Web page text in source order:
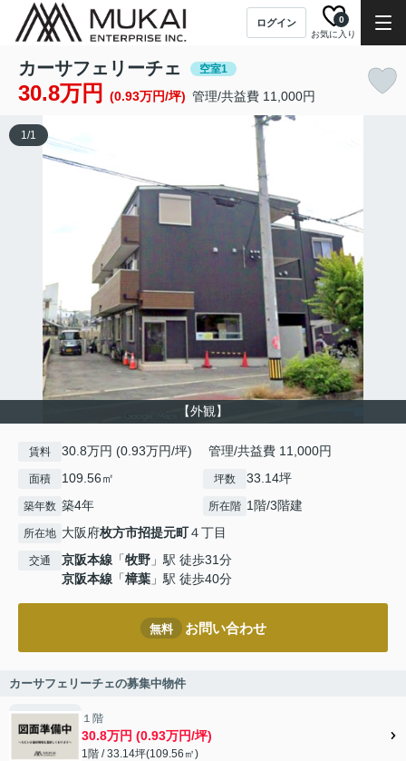
ログイン
お気に入り
0
カーサフェリーチェ 空室1
30.8万円 (0.93万円/坪) 管理/共益費 11,000円
【外観】
1/1
賃料 30.8万円 (0.93万円/坪) 管理/共益費 11,000円
面積 109.56㎡ 坪数 33.14坪
築年数 築4年 所在階 1階/3階建
所在地 大阪府枚方市招提元町４丁目
交通 京阪本線 「牧野 」駅 徒歩31分
京阪本線 「樟葉 」駅 徒歩40分
無料 お問い合わせ
カーサフェリーチェの募集中物件
１階
30.8万円 (0.93万円/坪)
1階 / 33.14坪(109.56㎡)